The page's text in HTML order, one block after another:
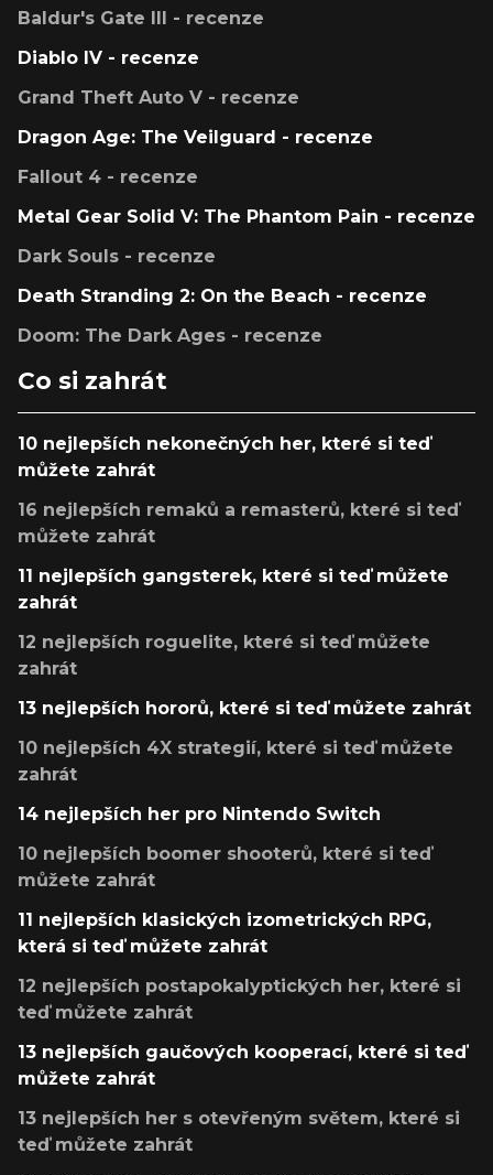
Baldur's Gate III - recenze
Diablo IV - recenze
Grand Theft Auto V - recenze
Dragon Age: The Veilguard - recenze
Fallout 4 - recenze
Metal Gear Solid V: The Phantom Pain - recenze
Dark Souls - recenze
Death Stranding 2: On the Beach - recenze
Doom: The Dark Ages - recenze
Co si zahrát
10 nejlepších nekonečných her, které si teď
můžete zahrát
16 nejlepších remaků a remasterů, které si teď
můžete zahrát
11 nejlepších gangsterek, které si teď můžete
zahrát
12 nejlepších roguelite, které si teď můžete
zahrát
13 nejlepších hororů, které si teď můžete zahrát
10 nejlepších 4X strategií, které si teď můžete
zahrát
14 nejlepších her pro Nintendo Switch
10 nejlepších boomer shooterů, které si teď
můžete zahrát
11 nejlepších klasických izometrických RPG,
která si teď můžete zahrát
12 nejlepších postapokalyptických her, které si
teď můžete zahrát
13 nejlepších gaučových kooperací, které si teď
můžete zahrát
13 nejlepších her s otevřeným světem, které si
teď můžete zahrát